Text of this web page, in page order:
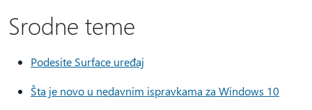
Srodne teme
Podesite Surface uređaj
Šta je novo u nedavnim ispravkama za Windows 10